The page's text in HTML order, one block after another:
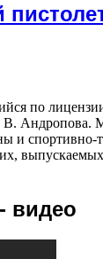
по
Андропова.
и спортивно-
видео